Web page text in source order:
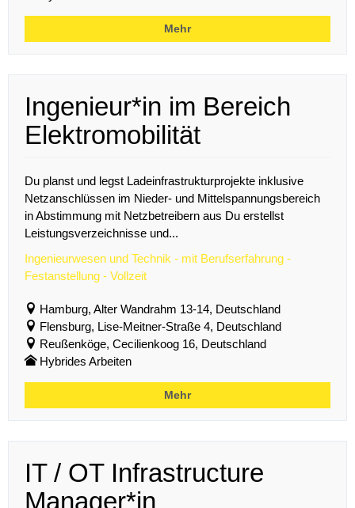
Mehr
Ingenieur*in im Bereich
Elektromobilität
Du planst und legst Ladeinfrastrukturprojekte inklusive
Netzanschlüssen im Nieder- und Mittelspannungsbereich
in Abstimmung mit Netzbetreibern aus Du erstellst
Leistungsverzeichnisse und...
Ingenieurwesen und Technik - mit Berufserfahrung -
Festanstellung - Vollzeit
Hamburg, Alter Wandrahm 13-14, Deutschland
Flensburg, Lise-Meitner-Straße 4, Deutschland
Reußenköge, Cecilienkoog 16, Deutschland
Hybrides Arbeiten
Mehr
IT / OT Infrastructure
Manager*in